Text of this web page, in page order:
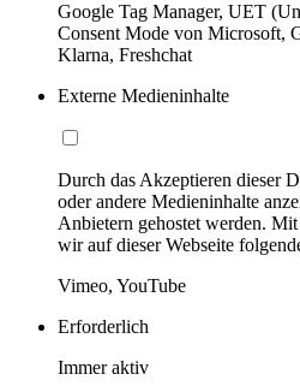
Google Tag Manager, UET
Consent Mode von Microsoft,
Klarna, Freshchat
Externe Medieninhalte
Durch das Akzeptieren dieser
oder andere Medieninhalte
Anbietern gehostet werden.
wir auf dieser Webseite
Vimeo, YouTube
Erforderlich
Immer aktiv